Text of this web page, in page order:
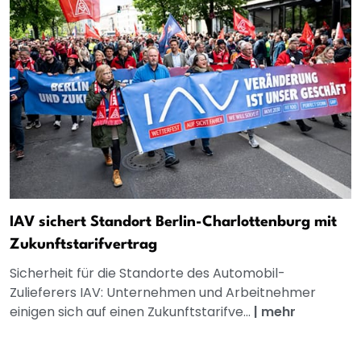
IAV sichert Standort Berlin-Charlottenburg mit
Zukunftstarifvertrag
Sicherheit für die Standorte des Automobil-
Zulieferers IAV: Unternehmen und Arbeitnehmer
einigen sich auf einen Zukunftstarifve... | mehr